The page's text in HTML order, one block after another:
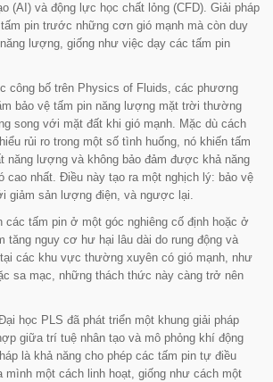
(AI) và động lực học chất lỏng (CFD). Giải pháp
pin trước những cơn gió mạnh mà còn duy
lượng, giống như việc dạy các tấm pin
công bố trên Physics of Fluids, các phương
bảo vệ tấm pin năng lượng mặt trời thường
song với mặt đất khi gió mạnh. Mặc dù cách
rủi ro trong một số tình huống, nó khiến tấm
năng lượng và không bảo đảm được khả năng
cao nhất. Điều này tạo ra một nghịch lý: bảo vệ
giảm sản lượng điện, và ngược lại.
các tấm pin ở một góc nghiêng cố định hoặc ở
tăng nguy cơ hư hại lâu dài do rung động và
các khu vực thường xuyên có gió mạnh, như
sa mạc, những thách thức này càng trở nên
học PLS đã phát triển một khung giải pháp
giữa trí tuệ nhân tạo và mô phỏng khí động
là khả năng cho phép các tấm pin tự điều
mình một cách linh hoạt, giống như cách một